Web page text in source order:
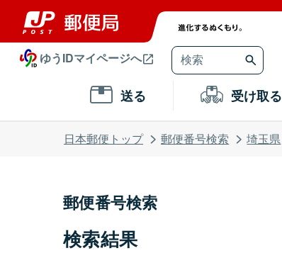
ゆうIDマイページへ
送る 受け取る
日本郵便トップ 郵便番号検索 埼玉県
郵便番号検索
検索結果